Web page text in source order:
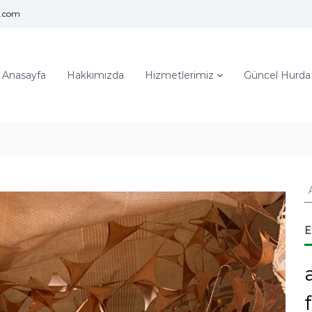
Anasayfa Hakkımızda Hizmetlerimiz Güncel
: